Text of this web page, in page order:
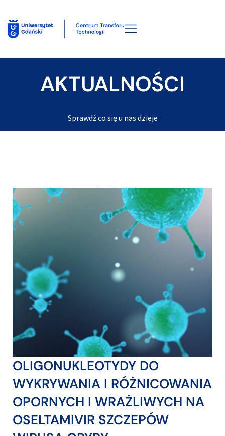
AKTUALNOŚCI
Sprawdź co się u nas dzieje
OLIGONUKLEOTYDY DO
WYKRYWANIA I RÓŻNICOWANIA
OPORNYCH I WRAŻLIWYCH NA
OSELTAMIVIR SZCZEPÓW